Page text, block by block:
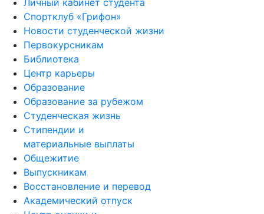
Личный кабинет студента
Спортклуб «Грифон»
Новости студенческой жизни
Первокурсникам
Библиотека
Центр карьеры
Образование
Образование за рубежом
Студенческая жизнь
Стипендии и
материальные выплаты
Общежитие
Выпускникам
Восстановление и перевод
Академический отпуск